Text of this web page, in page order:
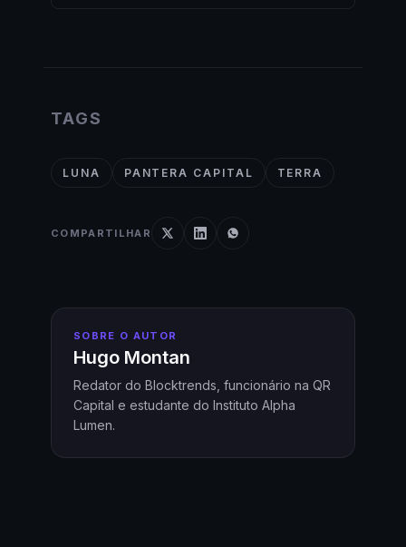
TAGS
LUNA PANTERA CAPITAL TERRA
COMPARTILHAR
SOBRE O AUTOR
Hugo Montan
Redator do Blocktrends, funcionário na QR
Capital e estudante do Instituto Alpha
Lumen.